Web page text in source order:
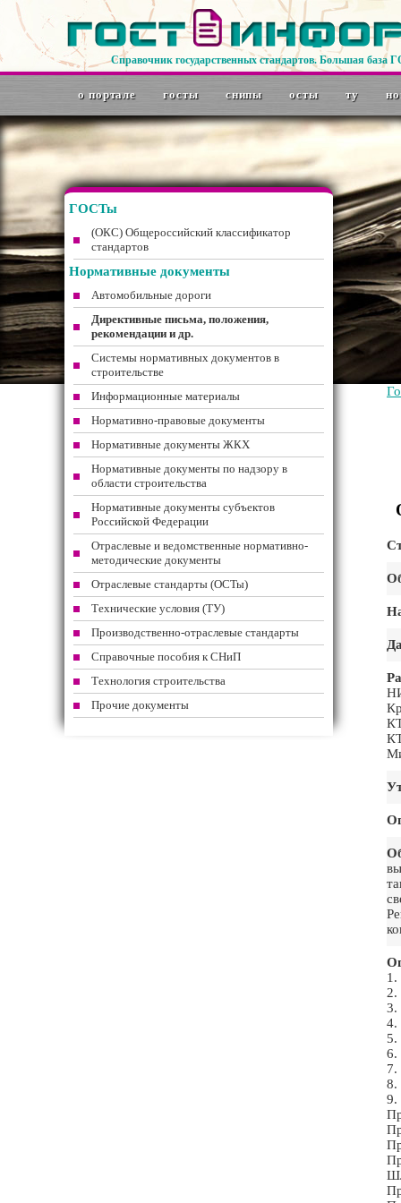
Справочник государственных стандартов. Большая база
о портале госты снипы осты ту
ГОСТы
(ОКС) Общероссийский классификатор
стандартов
Нормативные документы
Автомобильные дороги
Директивные письма, положения,
рекомендации и др.
Системы нормативных документов в
строительстве
Информационные материалы
Нормативно-правовые документы
Нормативные документы ЖКХ
Нормативные документы по надзору в
области строительства
Нормативные документы субъектов
Российской Федерации
Отраслевые и ведомственные нормативно-
методические документы
Отраслевые стандарты (ОСТы)
Технические условия (ТУ)
Производственно-отраслевые стандарты
Справочные пособия к СНиП
Технология строительства
Прочие документы